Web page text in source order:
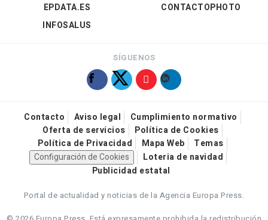
EPDATA.ES
INFOSALUS
CONTACTOPHOTO
SÍGUENOS
Contacto Aviso legal
Cumplimiento normativo
Oferta de servicios
Política de Cookies
Política de Privacidad
Mapa Web
Temas
Configuración de Cookies
Loteria de navidad
Publicidad estatal
Portal de actualidad y noticias de la Agencia Europa Press.